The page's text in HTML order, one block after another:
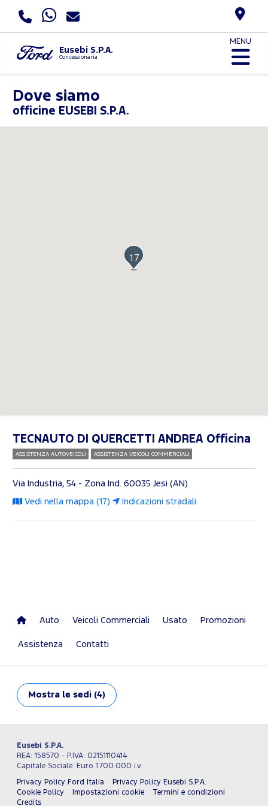
Eusebi S.P.A.
Concessionaria
MENU
Dove siamo
officine EUSEBI S.P.A.
17
TECNAUTO DI QUERCETTI ANDREA Officina
ASSISTENZA AUTOVEICOLI ASSISTENZA VEICOLI COMMERCIALI
Via Industria, 54 - Zona Ind. 60035 Jesi (AN)
Vedi nella mappa (17) Indicazioni stradali
Auto Veicoli Commerciali Usato Promozioni
Assistenza Contatti
Mostra le sedi (4)
Eusebi S.P.A.
REA: 158570 - P.IVA: 02151110414
Capitale Sociale: Euro 1.700.000 i.v.
Privacy Policy Ford Italia
Privacy Policy Eusebi S.P.A.
Cookie Policy
Impostazioni cookie
Termini e condizioni
Credits